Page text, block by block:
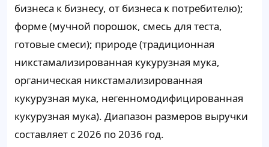
бизнеса к бизнесу, от бизнеса к потребителю);
форме (мучной порошок, смесь для теста,
готовые смеси); природе (традиционная
никстамализированная кукурузная мука,
органическая никстамализированная
кукурузная мука, негенномодифицированная
кукурузная мука). Диапазон размеров выручки
составляет с 2026 по 2036 год.